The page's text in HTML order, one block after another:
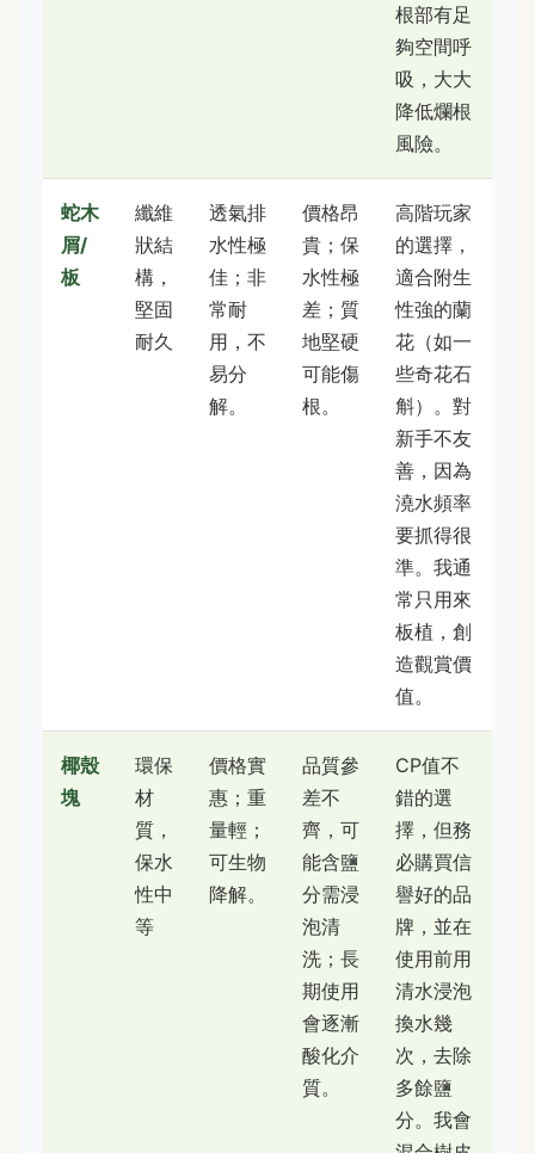
根部有足
夠空間呼
吸，大大
降低爛根
風險。
蛇木
屑/
板
纖維
狀結
構，
堅固
耐久
透氣排
水性極
佳；非
常耐
用，不
易分
解。
價格昂
貴；保
水性極
差；質
地堅硬
可能傷
根。
高階玩家
的選擇，
適合附生
性強的蘭
花（如一
些奇花石
斛）。對
新手不友
善，因為
澆水頻率
要抓得很
準。我通
常只用來
板植，創
造觀賞價
值。
椰殼
塊
環保
材
質，
保水
性中
等
價格實
惠；重
量輕；
可生物
降解。
品質參
差不
齊，可
能含鹽
分需浸
泡清
洗；長
期使用
會逐漸
酸化介
質。
CP值不
錯的選
擇，但務
必購買信
譽好的品
牌，並在
使用前用
清水浸泡
換水幾
次，去除
多餘鹽
分。我會